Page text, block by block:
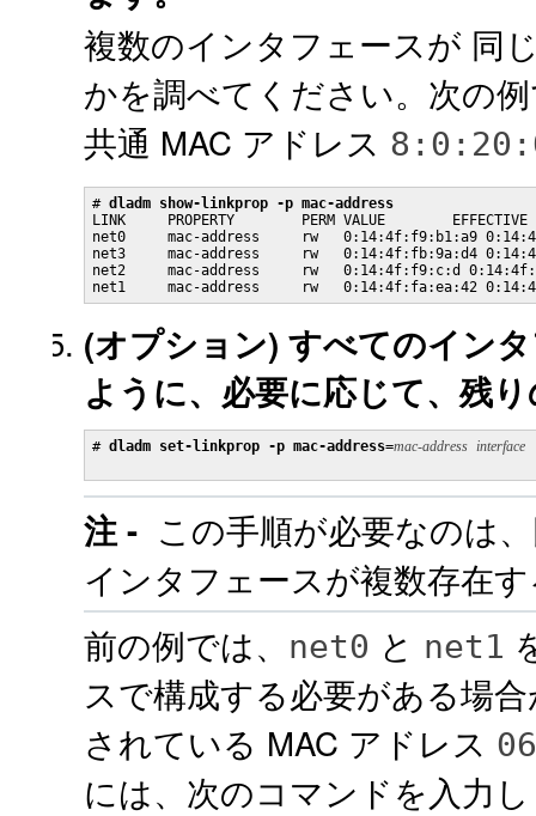
複数のインタフェースが 同
かを調べてください。次の
共通 MAC アドレス
# dladm show-linkprop -p mac-address
LINK     PROPERTY        PERM VALUE        EFFECTIVE
net0     mac-address     rw   0:14:4f:f9:b1:a9
net3     mac-address     rw   0:14:4f:fb:9a:d4
net2     mac-address     rw   0:14:4f:f9:c:d
net1     mac-address     rw   0:14:4f:fa:ea:42
(オプション) すべてのイン
ように、必要に応じて、残
# dladm set-linkprop -p mac-address=mac-address interface
注 - この手順が必要なのは
インタフェースが複数存在
前の例では、
net0 と net1
スで構成する必要がある場
されている MAC アドレス
には、次のコマンドを入力